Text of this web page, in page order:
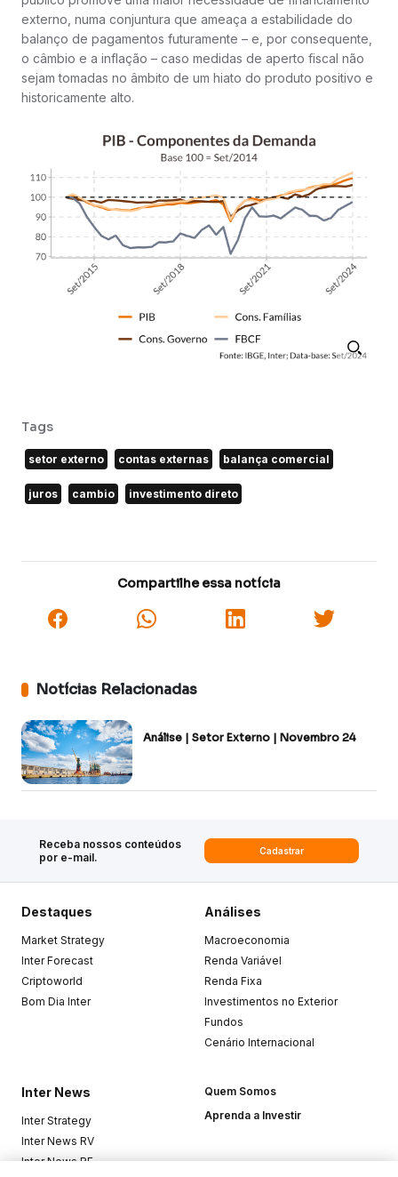
externo, numa conjuntura que ameaça a estabilidade do
balanço de pagamentos futuramente – e, por consequente,
o câmbio e a inflação – caso medidas de aperto fiscal não
sejam tomadas no âmbito de um hiato do produto positivo e
historicamente alto.
Tags
setor externo contas externas balança comercial
juros cambio investimento direto
Compartilhe essa notícia
Notícias Relacionadas
Análise | Setor Externo | Novembro 24
Receba nossos conteúdos
por e-mail.
Cadastrar
Destaques
Market Strategy
Inter Forecast
Criptoworld
Bom Dia Inter
Análises
Macroeconomia
Renda Variável
Renda Fixa
Investimentos no Exterior
Fundos
Cenário Internacional
Inter News
Inter Strategy
Inter News RV
Inter News RF
Quem Somos
Aprenda a Investir